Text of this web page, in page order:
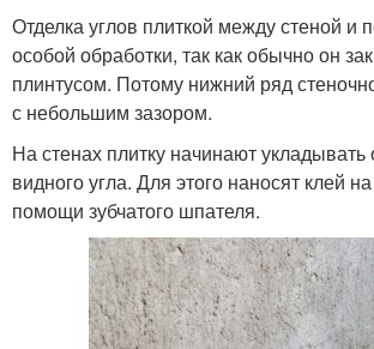
Отделка углов плиткой между стеной и
особой обработки, так как обычно он
плинтусом. Потому нижний ряд
с небольшим зазором.
На стенах плитку начинают укладывать
видного угла. Для этого наносят клей
помощи зубчатого шпателя.